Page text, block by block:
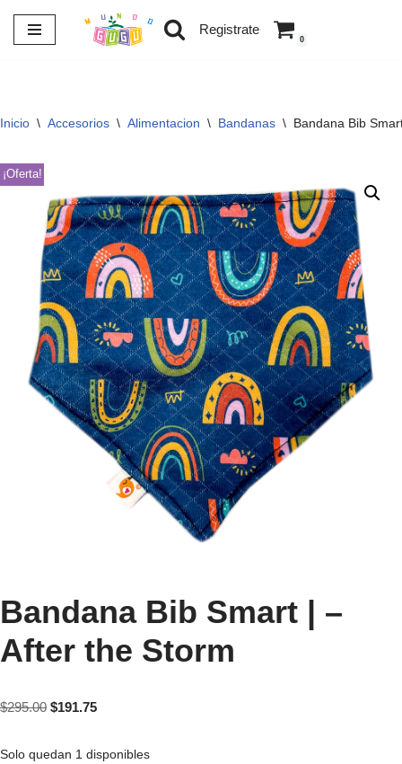
Saltar
Registrate
0
Inicio \ Accesorios \ Alimentacion \ Bandanas \ Bandana Bib
¡Oferta!
Bandana Bib Smart | –
After the Storm
$295.00 $191.75
Solo quedan 1 disponibles